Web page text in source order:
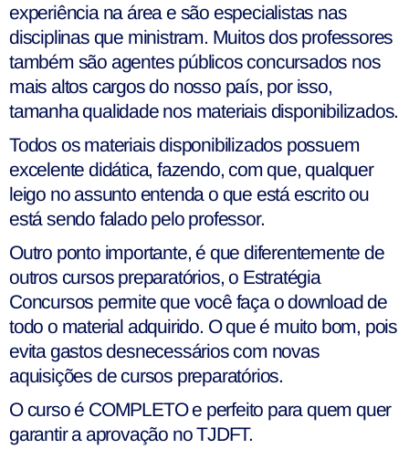
experiência na área e são especialistas nas
disciplinas que ministram. Muitos dos professores
também são agentes públicos concursados nos
mais altos cargos do nosso país, por isso,
tamanha qualidade nos materiais disponibilizados.
Todos os materiais disponibilizados possuem
excelente didática, fazendo, com que, qualquer
leigo no assunto entenda o que está escrito ou
está sendo falado pelo professor.
Outro ponto importante, é que diferentemente de
outros cursos preparatórios, o Estratégia
Concursos permite que você faça o download de
todo o material adquirido. O que é muito bom, pois
evita gastos desnecessários com novas
aquisições de cursos preparatórios.
O curso é COMPLETO e perfeito para quem quer
garantir a aprovação no TJDFT.